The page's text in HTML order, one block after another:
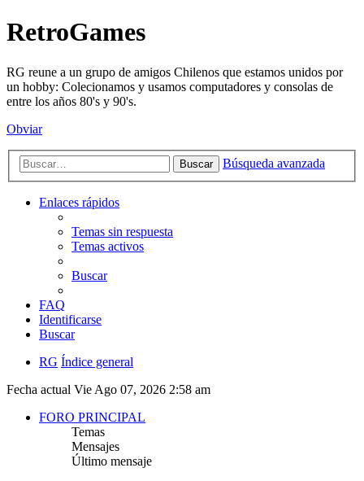
RetroGames
RG reune a un grupo de amigos Chilenos que estamos unidos por
un hobby: Colecionamos y usamos computadores y consolas de
entre los años 80's y 90's.
Obviar
Buscar Búsqueda avanzada
Enlaces rápidos
Temas sin respuesta
Temas activos
Buscar
FAQ
Identificarse
Buscar
RG Índice general
Fecha actual Vie Ago 07, 2026 2:58 am
FORO PRINCIPAL
Temas
Mensajes
Último mensaje